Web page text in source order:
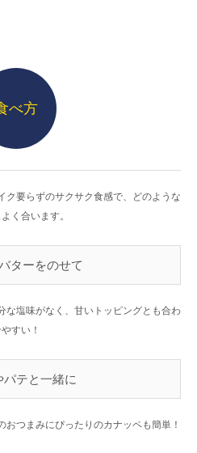
べ方
ク要らずのサクサク食感で、どのような
く合います。
ターをのせて
な塩味がなく、甘いトッピングとも合わ
すい！
パテと一緒に
つまみにぴったりのカナッペも簡単！